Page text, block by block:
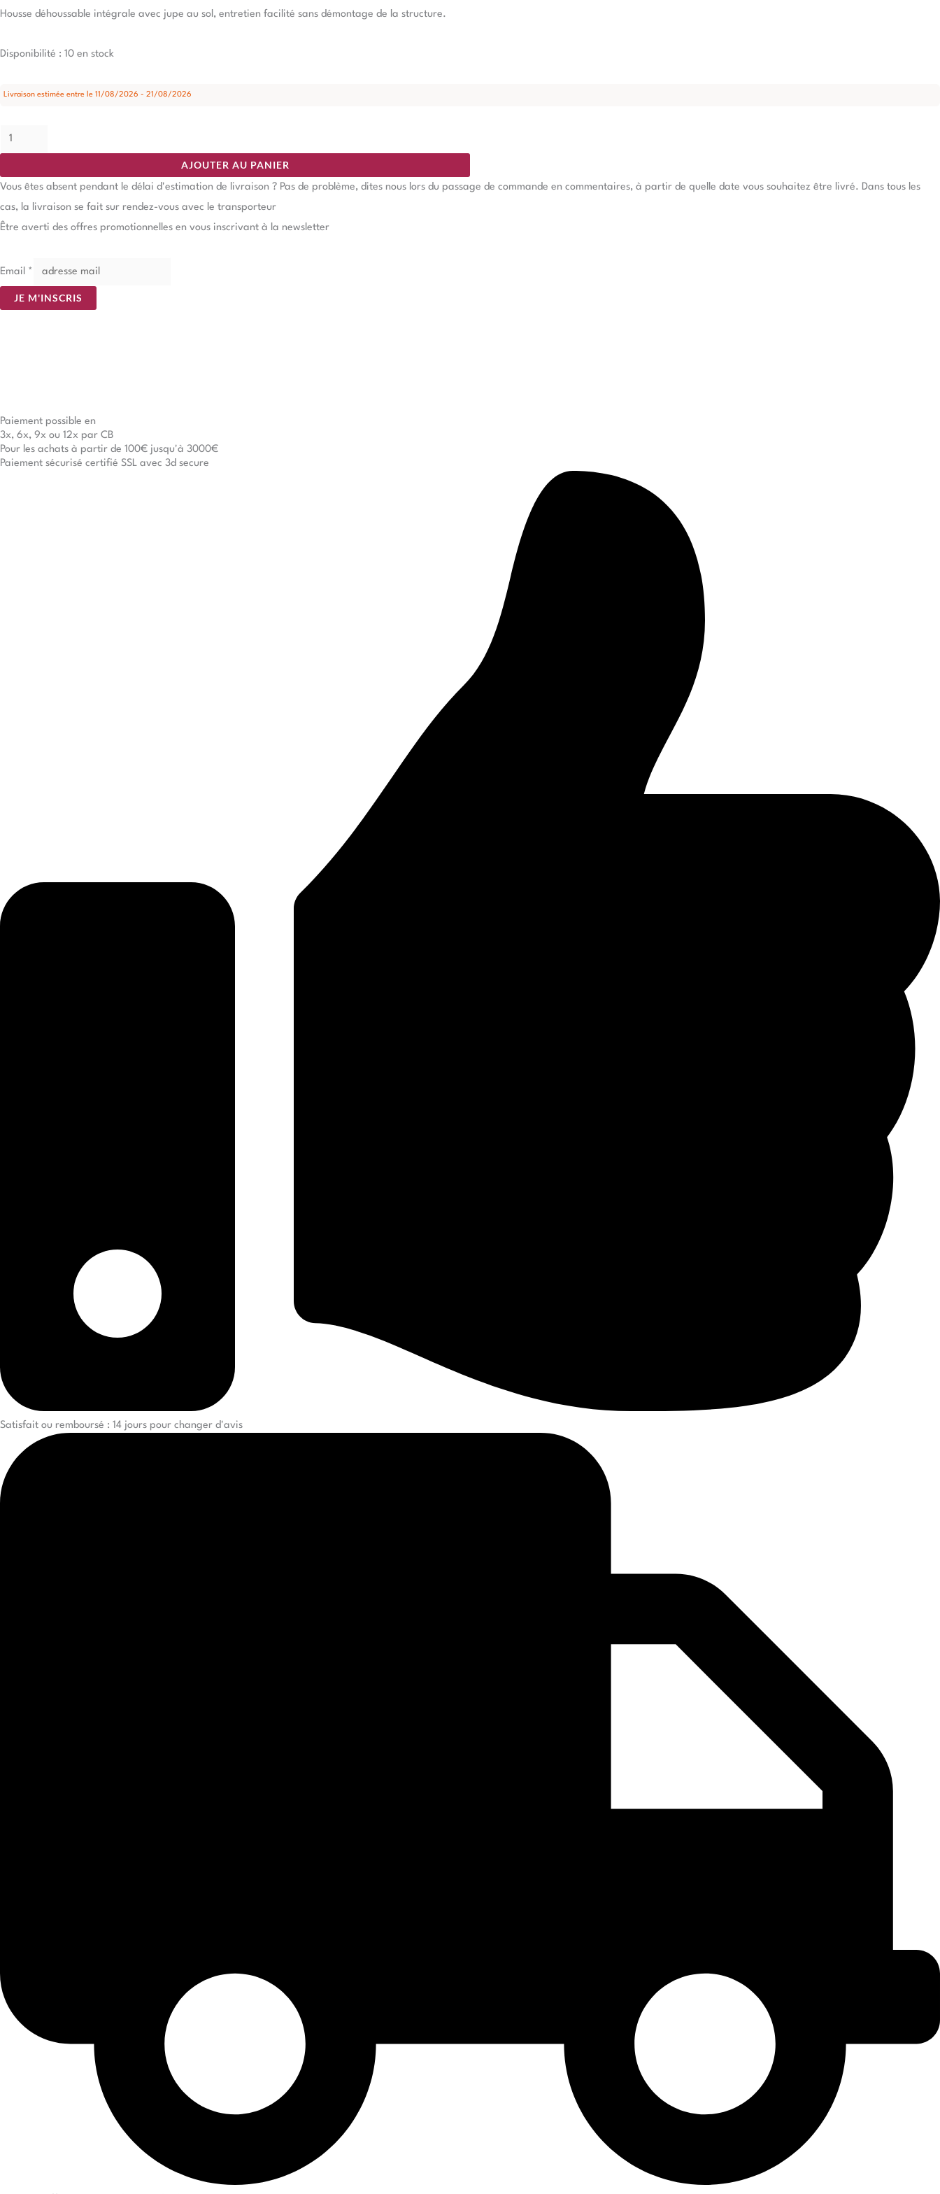
Housse déhoussable intégrale avec jupe au sol, entretien facilité sans démontage de la structure.
Disponibilité : 10 en stock
Livraison estimée entre le 11/08/2026 - 21/08/2026
AJOUTER AU PANIER
Vous êtes absent pendant le délai d'estimation de livraison ? Pas de problème, dites nous lors du passage de commande en commentaires, à partir de quelle date vous souhaitez être livré. Dans tous les
cas, la livraison se fait sur rendez-vous avec le transporteur
Être averti des offres promotionnelles en vous inscrivant à la newsletter
Email *
JE M'INSCRIS
Paiement possible en
3x, 6x, 9x ou 12x par CB
Pour les achats à partir de 100€ jusqu'à 3000€
Paiement sécurisé certifié SSL avec 3d secure
Satisfait ou remboursé : 14 jours pour changer d'avis